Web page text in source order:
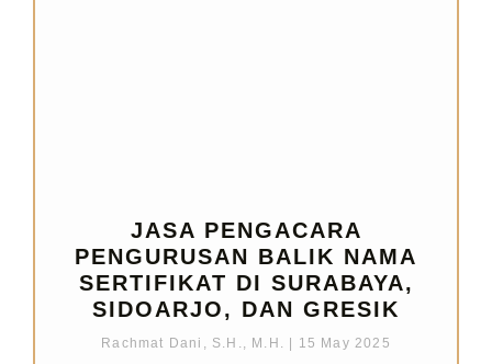
JASA PENGACARA
PENGURUSAN BALIK NAMA
SERTIFIKAT DI SURABAYA,
SIDOARJO, DAN GRESIK
Rachmat Dani, S.H., M.H. 15 May 2025